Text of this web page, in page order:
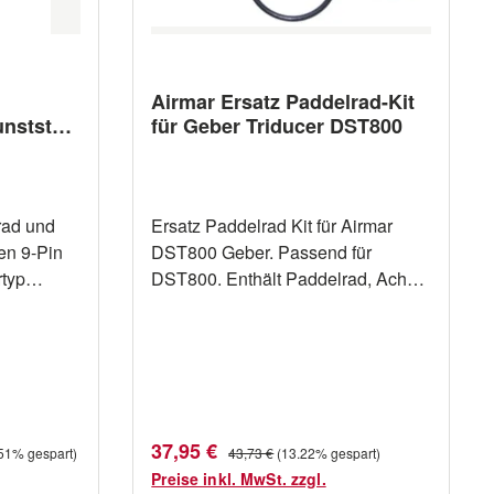
und
9-Pin
gespart)
Airmar Ersatz Paddelrad-Kit
für Geber Triducer DST800
Ersatz Paddelrad Kit für Airmar
DST800 Geber. Passend für
DST800. Enthält Paddelrad, Achse
Verkaufspreis:
37,95 € Regulärer Preis:
43,73 € (13.22% gespart)
Preise inkl. MwSt. zzgl.